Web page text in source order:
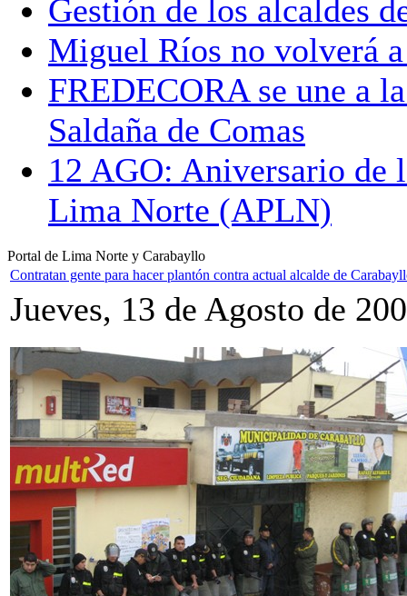
Gestión de los alcaldes
Miguel Ríos no volverá
FREDECORA se une a
Saldaña de Comas
12 AGO: Aniversario de
Lima Norte (APLN)
Portal de Lima Norte y Carabayllo
Contratan gente para hacer plantón contra actual alcalde de
Jueves, 13 de Agosto de